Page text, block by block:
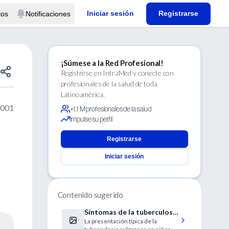
Notificaciones Iniciar sesión Registrarse
¡Súmese a la Red Profesional!
Regístrese en IntraMed y conecte con
profesionales de la salud de toda
Latinoamérica.
+1.1 M profesionales de la salud
Impulse su perfil
Registrarse
Iniciar sesión
Contenido sugerido
Síntomas de la tuberculosis
pulmonar infantil en niños
La presentación típica de la